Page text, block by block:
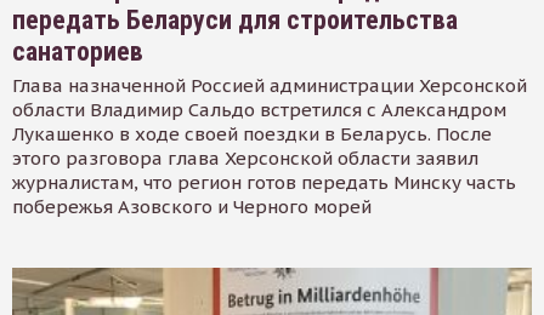
передать Беларуси для строительства
санаториев
Глава назначенной Россией администрации Херсонской
области Владимир Сальдо встретился с Александром
Лукашенко в ходе своей поездки в Беларусь. После
этого разговора глава Херсонской области заявил
журналистам, что регион готов передать Минску часть
побережья Азовского и Черного морей